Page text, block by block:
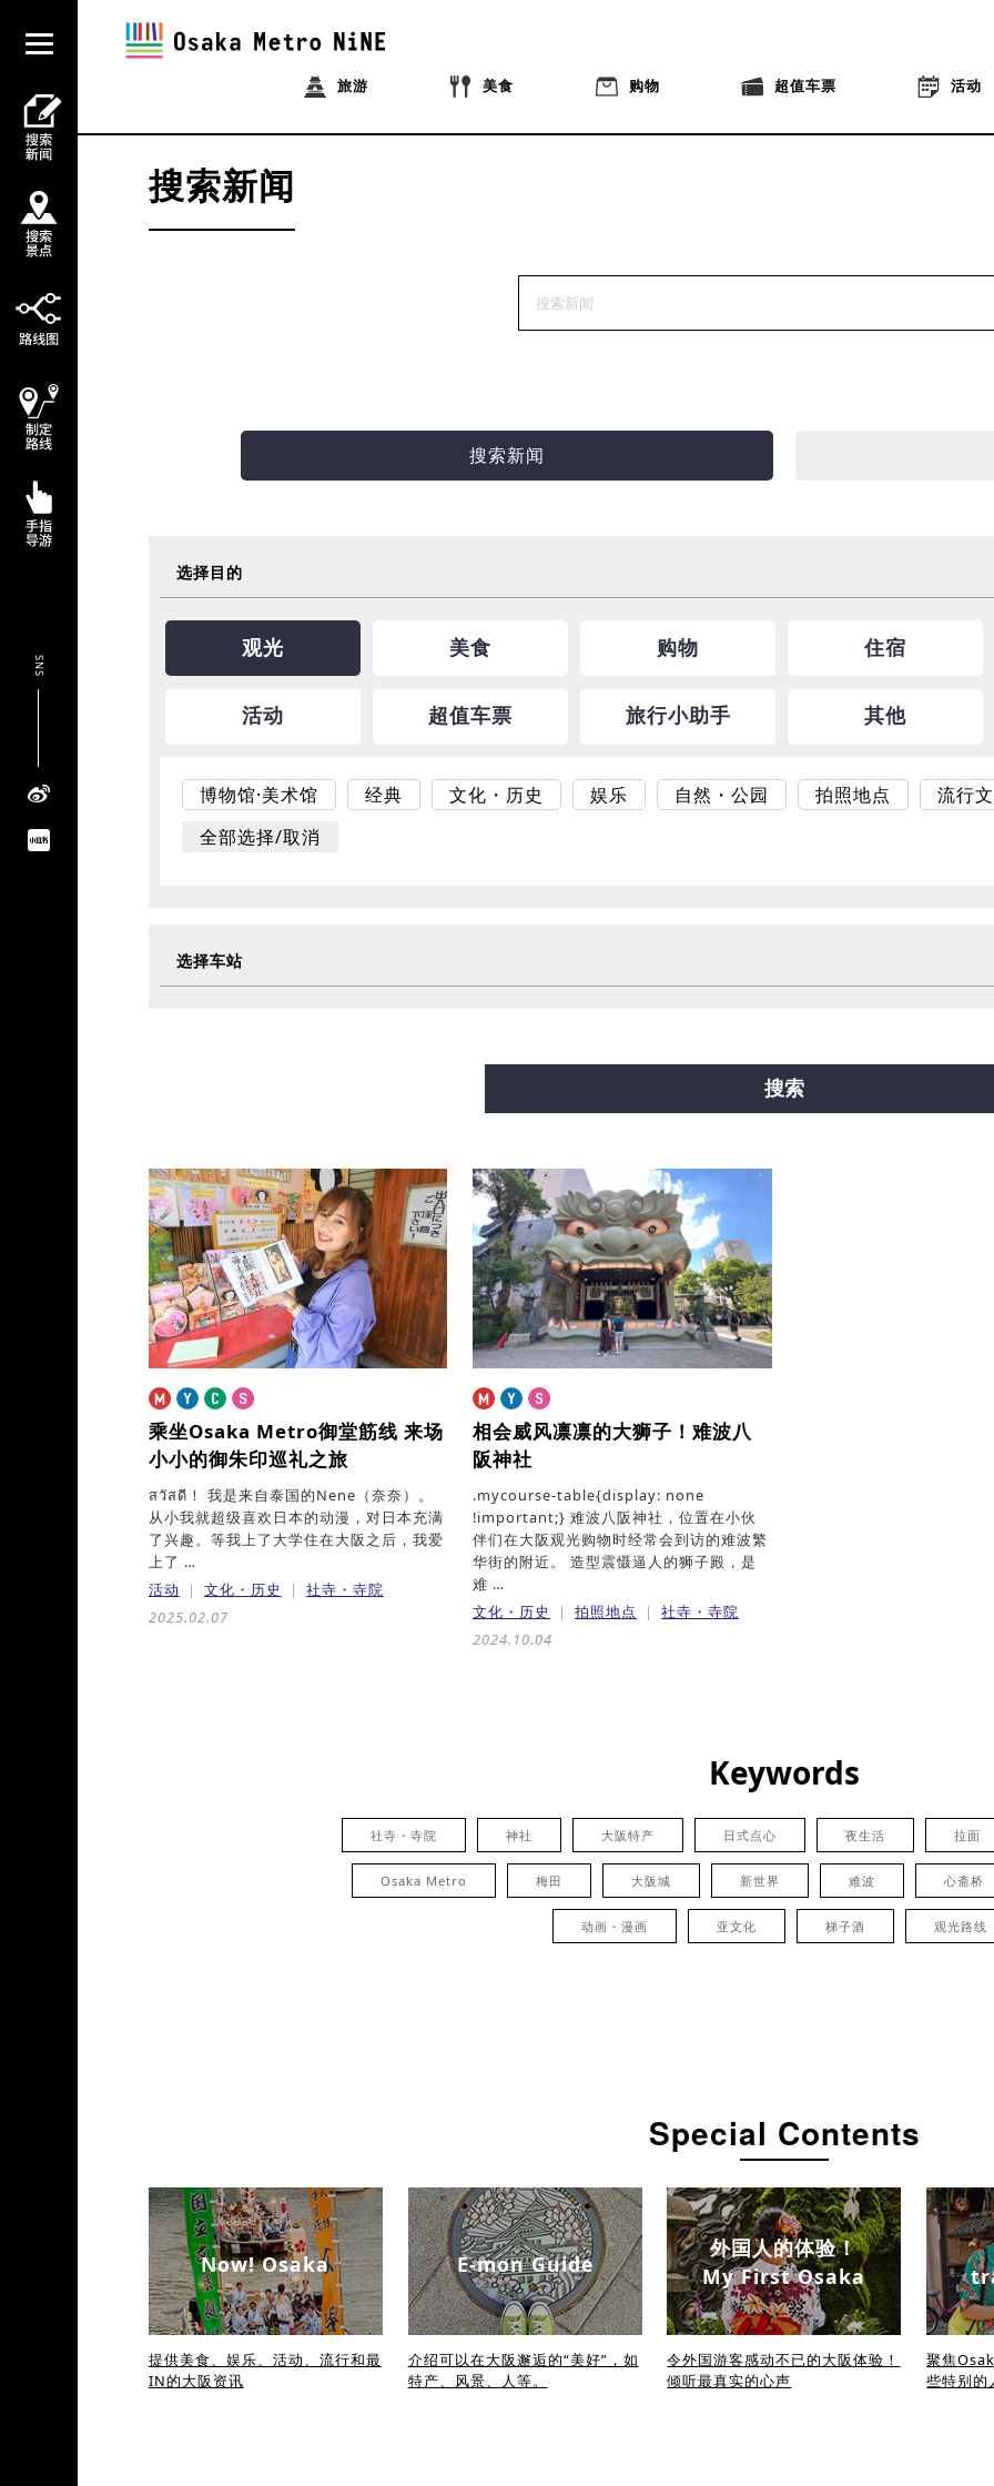
旅游 美食 购物 超值车票 活动
SNS
搜索新闻
搜索新闻
选择目的
观光 美食 购物 住宿
活动 超值车票 旅行小助手 其他
博物馆·美术馆 经典 文化・历史 娱乐 自然・公园 拍照地点 流行
全部选择/取消
选择车站
新电车
搜索
乘坐Osaka Metro御堂筋线 来场
小小的御朱印巡礼之旅
สวัสดี！ 我是来自泰国的Nene（奈奈）。
从小我就超级喜欢日本的动漫，对日本充满
了兴趣。等我上了大学住在大阪之后，我爱
上了 …
活动
文化・历史
社寺・寺院
2025.02.07
相会威风凛凛的大狮子！难波八
阪神社
.mycourse-table{display: none
!important;} 难波八阪神社，位置在小伙
伴们在大阪观光购物时经常会到访的难波繁
华街的附近。 造型震慑逼人的狮子殿，是
难 …
文化・历史
拍照地点
社寺・寺院
2024.10.04
Keywords
社寺・寺院 神社 大阪特产 日式点心 夜生活 拉面
Osaka Metro 梅田 大阪城 新世界 难波 心斋桥
动画・漫画 亚文化 梯子酒 观光路线
Special Contents
Now! Osaka
提供美食、娱乐、活动、流行和最
IN的大阪资讯
E-mon Guide
介绍可以在大阪邂逅的“美好”，如
特产、风景、人等。
外国人的体验！
My First Osaka
令外国游客感动不已的大阪体验！
倾听最真实的心声
聚焦
些特别的